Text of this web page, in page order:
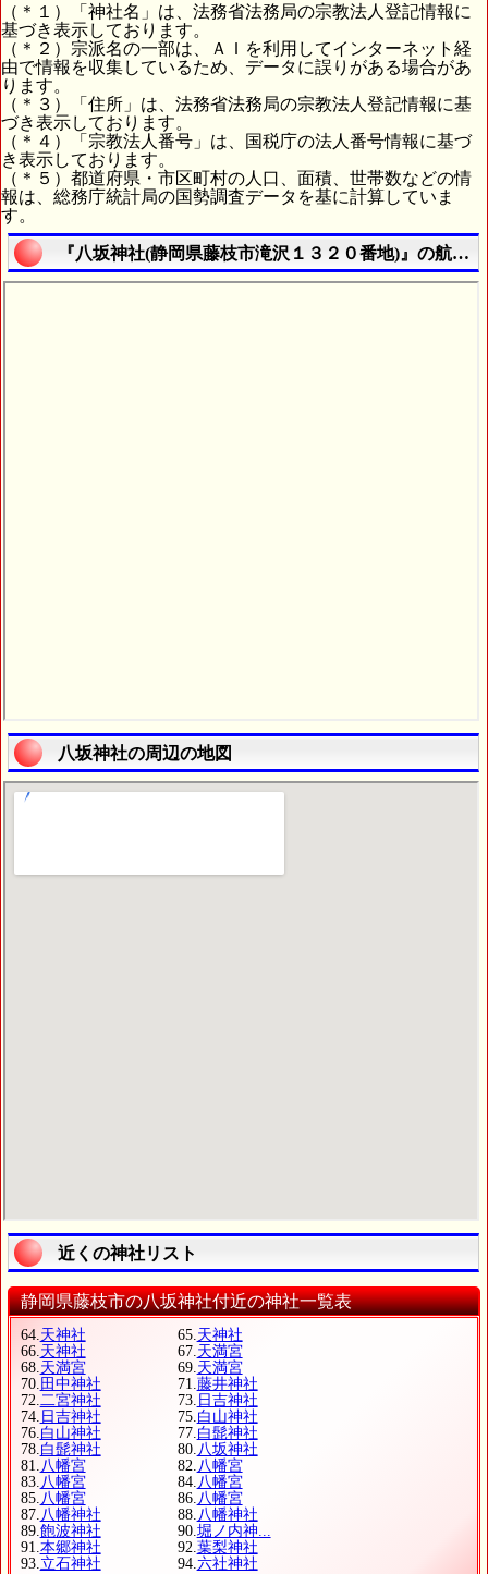
（＊１）「神社名」は、法務省法務局の宗教法人登記情報に
基づき表示しております。
（＊２）宗派名の一部は、ＡＩを利用してインターネット経
由で情報を収集しているため、データに誤りがある場合があ
ります。
（＊３）「住所」は、法務省法務局の宗教法人登記情報に基
づき表示しております。
（＊４）「宗教法人番号」は、国税庁の法人番号情報に基づ
き表示しております。
（＊５）都道府県・市区町村の人口、面積、世帯数などの情
報は、総務庁統計局の国勢調査データを基に計算していま
す。
『八坂神社(静岡県藤枝市滝沢１３２０番地)』の航空
八坂神社の周辺の地図
近くの神社リスト
静岡県藤枝市の八坂神社付近の神社一覧表
64.天神社 65.天神社
66.天神社 67.天満宮
68.天満宮 69.天満宮
70. 田中神社 71.藤井神社
72.二宮神社 73. 日吉神社
74. 日吉神社 75.白山神社
76.白山神社 77.白髭神社
78.白髭神社 80.八坂神社
81.八幡宮 82.八幡宮
83.八幡宮 84.八幡宮
85.八幡宮 86.八幡宮
87.八幡神社 88.八幡神社
89.飽波神社 90.堀ノ内神...
91.本郷神社 92.葉梨神社
93.立石神社 94.六社神社